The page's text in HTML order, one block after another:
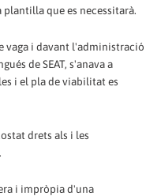
que es necessitarà.
vaga i davant l'administració
de SEAT, s'anava a
i el pla de viabilitat es
drets als i les
i impròpia d'una